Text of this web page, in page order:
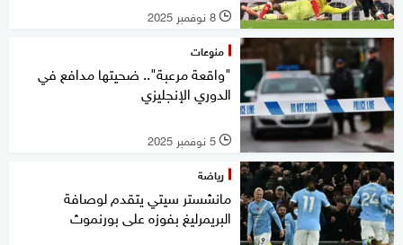
l 8 نوفمبر 2025
منوعات
"واقعة مرعبة".. ضحيتها مدافع في
الدوري الإنجليزي
l 5 نوفمبر 2025
رياضة
مانشستر سيتي يتقدم لوصافة
البريمرليغ بفوزه على بورنموث